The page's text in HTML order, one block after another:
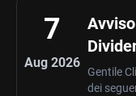
7
Aug 2026
Gentile
dei